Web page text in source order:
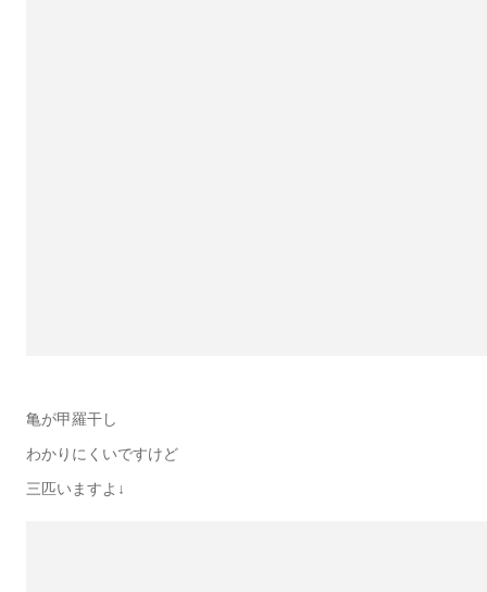
亀が甲羅干し
わかりにくいですけど
三匹いますよ↓